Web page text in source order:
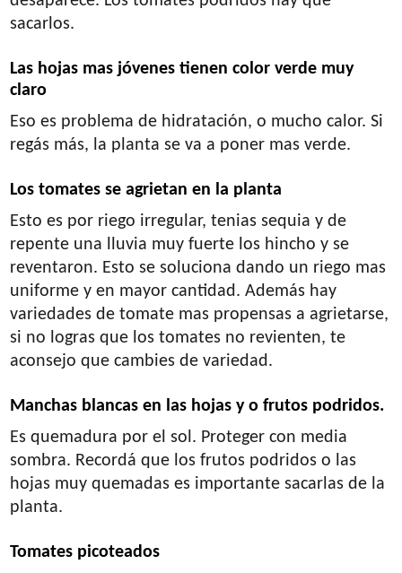
sacarlos.
Las hojas mas jóvenes tienen color verde muy
claro
Eso es problema de hidratación, o mucho calor. Si
regás más, la planta se va a poner mas verde.
Los tomates se agrietan en la planta
Esto es por riego irregular, tenias sequia y de
repente una lluvia muy fuerte los hincho y se
reventaron. Esto se soluciona dando un riego mas
uniforme y en mayor cantidad. Además hay
variedades de tomate mas propensas a agrietarse,
si no logras que los tomates no revienten, te
aconsejo que cambies de variedad.
Manchas blancas en las hojas y o frutos podridos.
Es quemadura por el sol. Proteger con media
sombra. Recordá que los frutos podridos o las
hojas muy quemadas es importante sacarlas de la
planta.
Tomates picoteados